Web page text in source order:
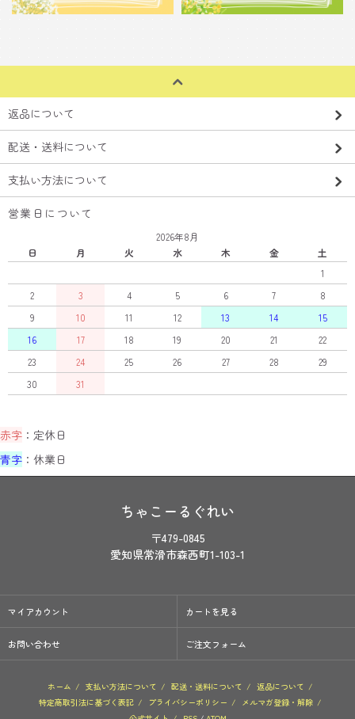
返品について
配送・送料について
支払い方法について
営業日について
2026年8月
日
月 火 水 木 金
土
1
2
3 4 5 6 7
8
9
10 11 12 13 14
15
16
17 18 19 20 21
22
23
24 25 26 27 28
29
30
31
赤字 ：定休日
青字 ：休業日
ちゃこーるぐれい
〒479-0845
愛知県常滑市森西町1-103-1
マイアカウント カートを見る
お問い合わせ ご注文フォーム
ホーム / 支払い方法について / 配送・送料について / 返品について /
特定商取引法に基づく表記 / プライバシーポリシー / メルマガ登録・解除 /